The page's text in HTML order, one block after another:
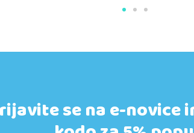
se na e-novice